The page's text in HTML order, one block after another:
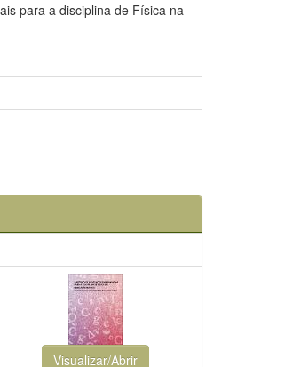
para a disciplina de Física na
Visualizar/Abrir